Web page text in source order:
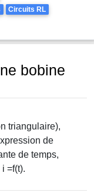
Circuits RL
bobine
triangulaire),
de
de temps,
=f(t).